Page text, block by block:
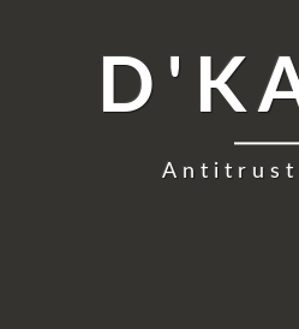
Antitrust